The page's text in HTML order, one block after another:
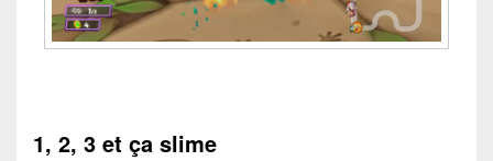
1, 2, 3 et ça slime